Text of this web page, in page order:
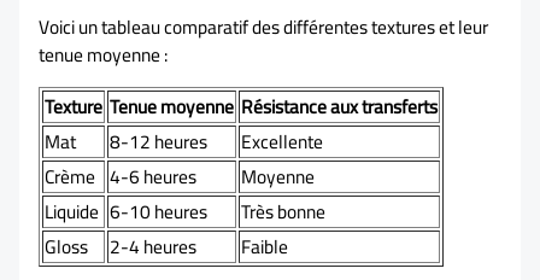
Voici un tableau comparatif des différentes textures et leur
tenue moyenne :
Texture Tenue moyenne Résistance aux transferts
Mat
8-12 heures
Excellente
Crème 4-6 heures
Moyenne
Liquide 6-10 heures
Très bonne
Gloss
2-4 heures
Faible